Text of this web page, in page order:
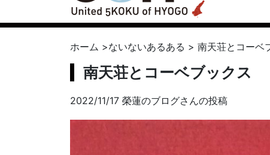
ホーム >ないないあるある > 南天荘とコーベ
南天荘とコーベブックス
2022/11/17 榮蓮のブログさんの投稿